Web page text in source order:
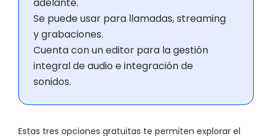
Se puede usar para llamadas, streaming
y grabaciones.
Cuenta con un editor para la gestión
integral de audio e integración de
sonidos.
Estas tres opciones gratuitas te permiten explorar el